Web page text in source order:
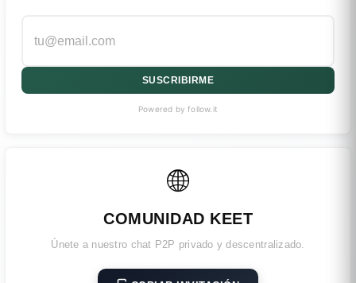
SUSCRIBIRME
Powered by follow.it
🌐
COMUNIDAD KEET
Únete a nuestro chat P2P privado y descentralizado.